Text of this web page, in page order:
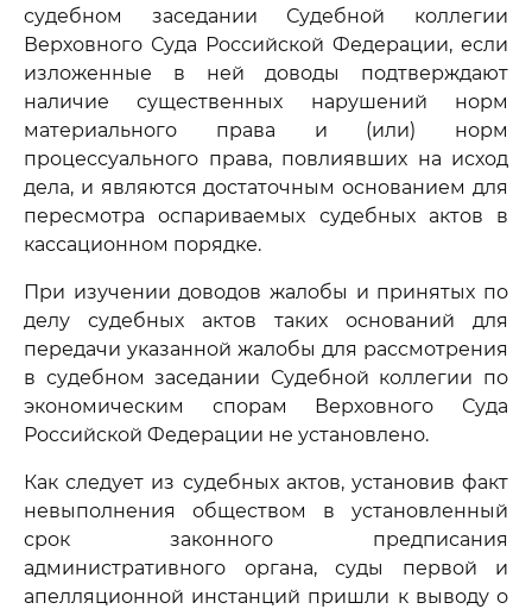
судебном заседании Судебной коллегии
Верховного Суда Российской Федерации, если
изложенные в ней доводы подтверждают
наличие существенных нарушений норм
материального права и (или) норм
процессуального права, повлиявших на исход
дела, и являются достаточным основанием для
пересмотра оспариваемых судебных актов в
кассационном порядке.
При изучении доводов жалобы и принятых по
делу судебных актов таких оснований для
передачи указанной жалобы для рассмотрения
в судебном заседании Судебной коллегии по
экономическим спорам Верховного Суда
Российской Федерации не установлено.
Как следует из судебных актов, установив факт
невыполнения обществом в установленный
срок законного предписания
административного органа, суды первой и
апелляционной инстанций пришли к выводу о